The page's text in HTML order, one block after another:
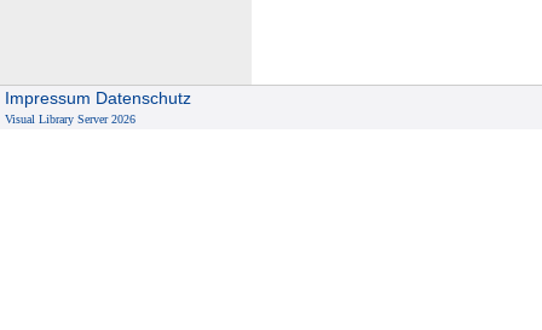
Impressum Datenschutz
Visual Library Server 2026